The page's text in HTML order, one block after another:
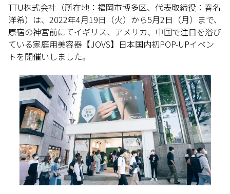
TTU株式会社（所在地：福岡市博多区、代表取締役：春名
洋希）は、2022年4月19日（火）から5月2日（月）まで、
原宿の神宮前にてイギリス、アメリカ、中国で注目を浴び
ている家庭用美容器【JOVS】日本国内初POP-UPイベン
トを開催いしました。